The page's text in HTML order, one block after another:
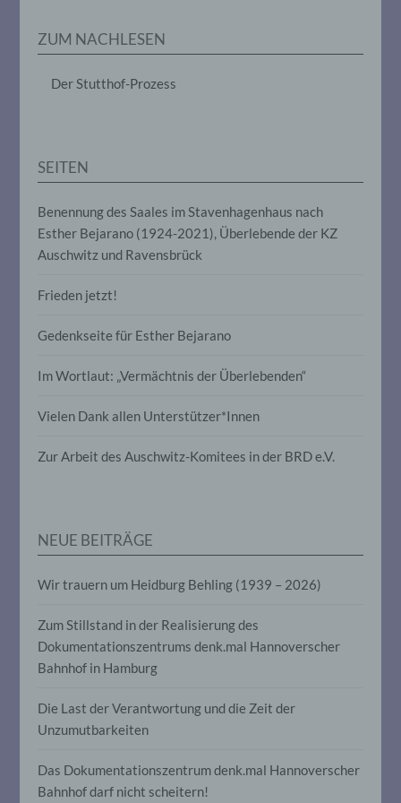
ZUM NACHLESEN
Der Stutthof-Prozess
SEITEN
Benennung des Saales im Stavenhagenhaus nach
Esther Bejarano (1924-2021), Überlebende der KZ
Auschwitz und Ravensbrück
Frieden jetzt!
Gedenkseite für Esther Bejarano
Im Wortlaut: „Vermächtnis der Überlebenden“
Vielen Dank allen Unterstützer*Innen
Zur Arbeit des Auschwitz-Komitees in der BRD e.V.
NEUE BEITRÄGE
Wir trauern um Heidburg Behling (1939 – 2026)
Zum Stillstand in der Realisierung des
Dokumentationszentrums denk.mal Hannoverscher
Bahnhof in Hamburg
Die Last der Verantwortung und die Zeit der
Unzumutbarkeiten
Das Dokumentationszentrum denk.mal Hannoverscher
Bahnhof darf nicht scheitern!
Anpassung oder Veränderung, das
Auslesen, das Abfragen, die Verwendung,
Verbreitung oder eine andere Form der
Einschränkung der Verarbeitung ist die
Markierung gespeicherter
e) Profiling
Profiling ist jede Art der automatisierten
die darin besteht, dass diese
werden, um bestimmte persönliche
Aspekte, die sich auf eine natürliche
Gesundheit, persönlicher Vorlieben,
Interessen, Zuverlässigkeit, Verhalten,
natürlichen Person zu analysieren oder
vorherzusagen.
f) Pseudonymisierung
personenbezogener Daten in einer Weise,
auf welche die personenbezogenen Daten
spezifischen betroffenen Person
zugeordnet werden können, sofern diese